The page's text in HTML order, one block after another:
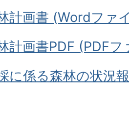
計画書 (Wordファ
計画書PDF (PDF
に係る森林の状況